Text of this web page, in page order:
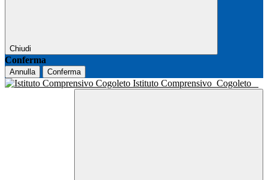
Chiudi
Conferma
Annulla Conferma
Istituto Comprensivo Cogoleto